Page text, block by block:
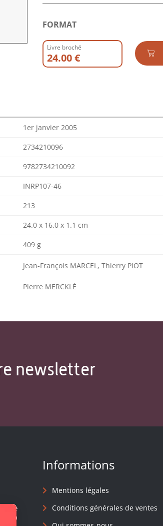
FORMAT
Livre broché
24.00 €
1er janvier 2005
2734210096
9782734210092
INRP107-46
213
24.0 x 16.0 x 1.1 cm
409 g
Jean-François MARCEL, Thierry PIOT
Pierre MERCKLÉ
newsletter
en
Informations
Mentions légales
Conditions générales de ventes